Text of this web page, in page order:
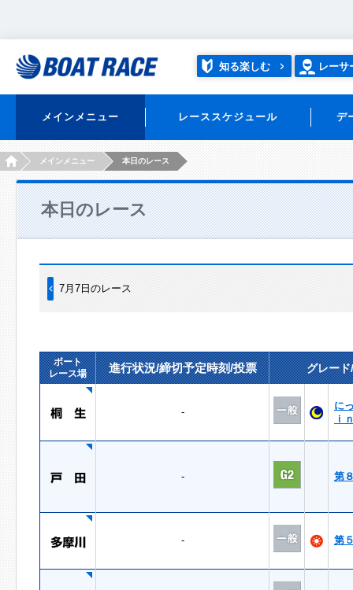
知る楽しむ レーサ
メインメニュー レーススケジュール デ
HOMEメインメニュー 本日のレース
本日のレース
7月7日のレース
ボート
レース場
進行状況/締切予定時刻/投票 グレー
-
に
ｉ
- 第
- 第